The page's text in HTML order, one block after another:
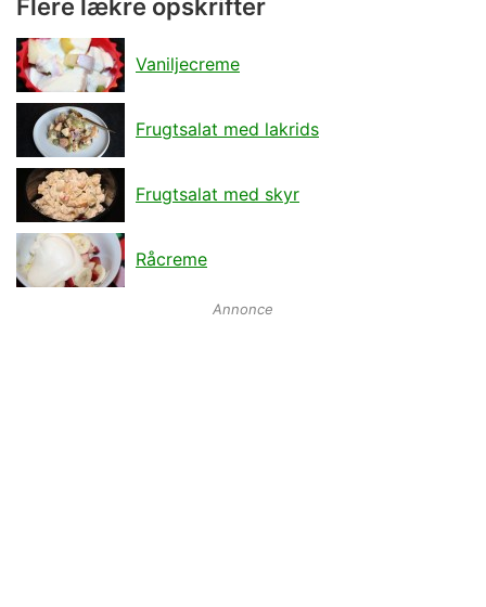
Flere lækre opskrifter
Vaniljecreme
Frugtsalat med lakrids
Frugtsalat med skyr
Råcreme
Annonce